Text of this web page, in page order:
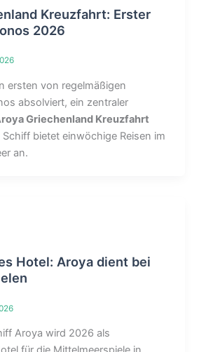
Kreuzfahrt: Erster
2026
ersten von regelmäßigen
absolviert, ein zentraler
Griechenland Kreuzfahrt
bietet einwöchige Reisen im
an.
Hotel: Aroya dient bei
Aroya wird 2026 als